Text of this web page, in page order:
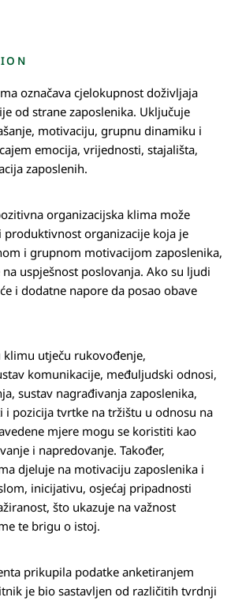
označava cjelokupnost doživljaja
od strane zaposlenika. Uključuje
motivaciju, grupnu dinamiku i
emocija, vrijednosti, stajališta,
zaposlenih.
organizacijska klima može
produktivnost organizacije koja je
i grupnom motivacijom zaposlenika,
uspješnost poslovanja. Ako su ljudi
i dodatne napore da posao obave
klimu utječu rukovođenje,
komunikacije, međuljudski odnosi,
sustav nagrađivanja zaposlenika,
i pozicija tvrtke na tržištu u odnosu na
mjere mogu se koristiti kao
i napredovanje. Također,
djeluje na motivaciju zaposlenika i
inicijativu, osjećaj pripadnosti
što ukazuje na važnost
te brigu o istoj.
prikupila podatke anketiranjem
je bio sastavljen od različitih tvrdnji